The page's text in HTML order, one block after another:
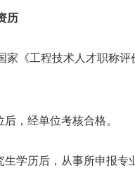
历
《工程技术人才职称评
，经单位考核合格。
历后，从事所申报专业